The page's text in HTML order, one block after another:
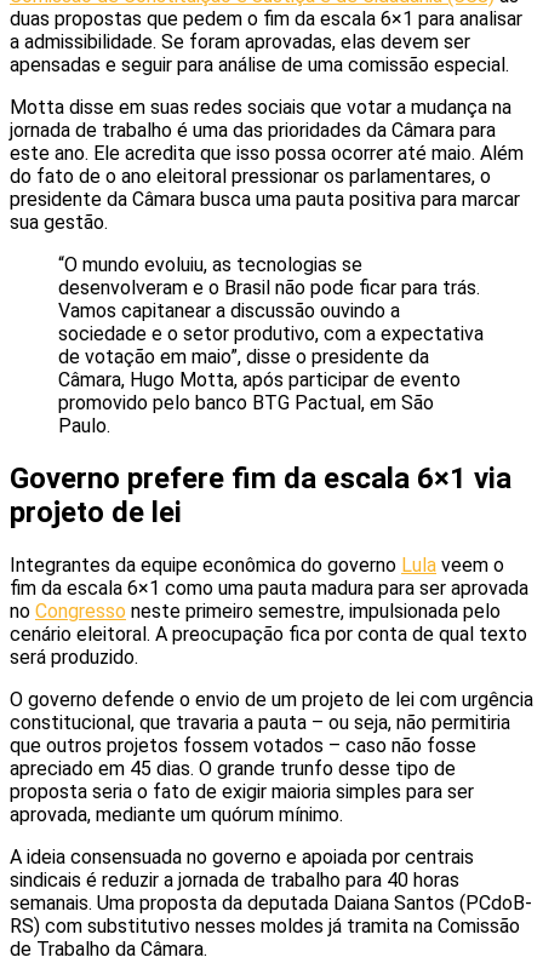
duas propostas que pedem o fim da escala 6×1 para analisar
a admissibilidade. Se foram aprovadas, elas devem ser
apensadas e seguir para análise de uma comissão especial.
Motta disse em suas redes sociais que votar a mudança na
jornada de trabalho é uma das prioridades da Câmara para
este ano. Ele acredita que isso possa ocorrer até maio. Além
do fato de o ano eleitoral pressionar os parlamentares, o
presidente da Câmara busca uma pauta positiva para marcar
sua gestão.
“O mundo evoluiu, as tecnologias se
desenvolveram e o Brasil não pode ficar para trás.
Vamos capitanear a discussão ouvindo a
sociedade e o setor produtivo, com a expectativa
de votação em maio”, disse o presidente da
Câmara, Hugo Motta, após participar de evento
promovido pelo banco BTG Pactual, em São
Paulo.
Governo prefere fim da escala 6×1 via
projeto de lei
Integrantes da equipe econômica do governo Lula veem o
fim da escala 6×1 como uma pauta madura para ser aprovada
no Congresso neste primeiro semestre, impulsionada pelo
cenário eleitoral. A preocupação fica por conta de qual texto
será produzido.
O governo defende o envio de um projeto de lei com urgência
constitucional, que travaria a pauta – ou seja, não permitiria
que outros projetos fossem votados – caso não fosse
apreciado em 45 dias. O grande trunfo desse tipo de
proposta seria o fato de exigir maioria simples para ser
aprovada, mediante um quórum mínimo.
A ideia consensuada no governo e apoiada por centrais
sindicais é reduzir a jornada de trabalho para 40 horas
semanais. Uma proposta da deputada Daiana Santos (PCdoB-
RS) com substitutivo nesses moldes já tramita na Comissão
de Trabalho da Câmara.